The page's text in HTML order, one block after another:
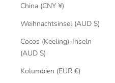
China (CNY ¥)
Weihnachtsinsel (AUD $)
Cocos (Keeling)-Inseln
(AUD $)
Kolumbien (EUR €)